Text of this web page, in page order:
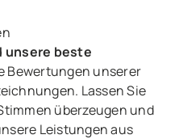
unsere beste
Bewertungen unserer
Lassen Sie
überzeugen und
Leistungen aus